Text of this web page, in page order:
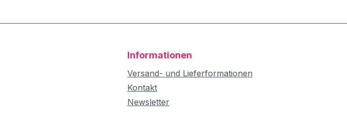
Informationen
Versand- und Lieferformationen
Kontakt
Newsletter